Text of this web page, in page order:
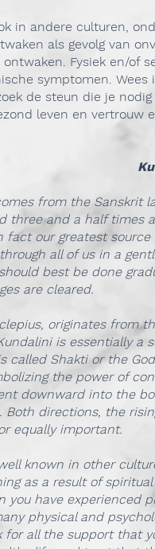
in andere culturen,
als gevolg van
Fysiek en/of
symptomen.
de steun die je
leven en
from the Sanskrit
three and a half times
fact our greatest
all of us in a
best be done
are cleared.
originates from
is essentially a
called Shakti or the
the power of
downward into the
Both directions, the
equally important.
known in other
as a result of
you have experienced
physical and
all the support that